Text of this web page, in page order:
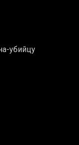
убийцу